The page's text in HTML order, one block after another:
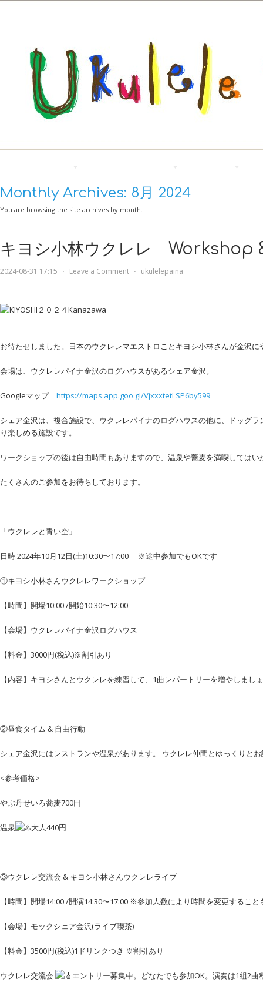
Monthly Archives: 8月 2024
You are browsing the site archives by month.
キヨシ小林ウクレレ Workshop
2024-08-31 17:15 ⋅ Leave a Comment ⋅ ukulelepaina
お待たせしました。日本のウクレレマエストロことキヨシ小林さんが金沢に
会場は、ウクレレパイナ金沢のログハウスがあるシェア金沢。
Googleマップ https://maps.app.goo.gl/VjxxxtetLSP6by599
シェア金沢は、複合施設で、ウクレレパイナのログハウスの他に、ドッグ
り楽しめる施設です。
ワークショップの後は自由時間もありますので、温泉や蕎麦を満喫してはい
たくさんのご参加をお待ちしております。
「ウクレレと青い空」
日時 2024年10月12日(土)10:30〜17:00 ※途中参加でもOKです
①キヨシ小林さんウクレレワークショップ
【時間】開場10:00 /開始10:30〜12:00
【会場】ウクレレパイナ金沢ログハウス
【料金】3000円(税込)※割引あり
【内容】キヨシさんとウクレレを練習して、1曲レパートリーを増やしま
②昼食タイム & 自由行動
シェア金沢にはレストランや温泉があります。 ウクレレ仲間とゆっくりと
<参考価格>
やぶ丹せいろ蕎麦700円
温泉 大人440円
③ウクレレ交流会 & キヨシ小林さんウクレレライブ
【時間】開場14:00 /開演14:30〜17:00 ※参加人数により時間を変更すること
【会場】モックシェア金沢(ライブ喫茶)
【料金】3500円(税込)1ドリンクつき ※割引あり
ウクレレ交流会 エントリー募集中。どなたでも参加OK。演奏は1組2